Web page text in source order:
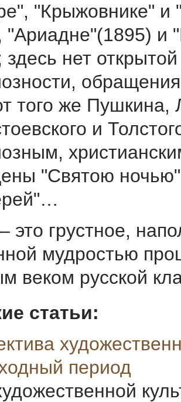
"Крыжовнике" и
"Ариадне"(1895) и
здесь нет открытой
обращения
того же Пушкина,
и
"Святою
это грустное,
мудростью
веком русской
статьи:
период